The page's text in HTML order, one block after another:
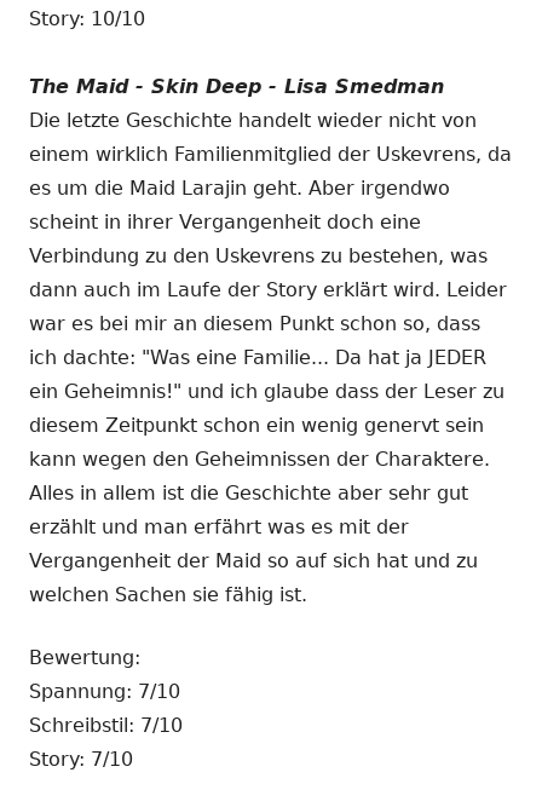
Story: 10/10
The Maid - Skin Deep - Lisa Smedman
Die letzte Geschichte handelt wieder nicht von
einem wirklich Familienmitglied der Uskevrens, da
es um die Maid Larajin geht. Aber irgendwo
scheint in ihrer Vergangenheit doch eine
Verbindung zu den Uskevrens zu bestehen, was
dann auch im Laufe der Story erklärt wird. Leider
war es bei mir an diesem Punkt schon so, dass
ich dachte: "Was eine Familie... Da hat ja JEDER
ein Geheimnis!" und ich glaube dass der Leser zu
diesem Zeitpunkt schon ein wenig genervt sein
kann wegen den Geheimnissen der Charaktere.
Alles in allem ist die Geschichte aber sehr gut
erzählt und man erfährt was es mit der
Vergangenheit der Maid so auf sich hat und zu
welchen Sachen sie fähig ist.
Bewertung:
Spannung: 7/10
Schreibstil: 7/10
Story: 7/10